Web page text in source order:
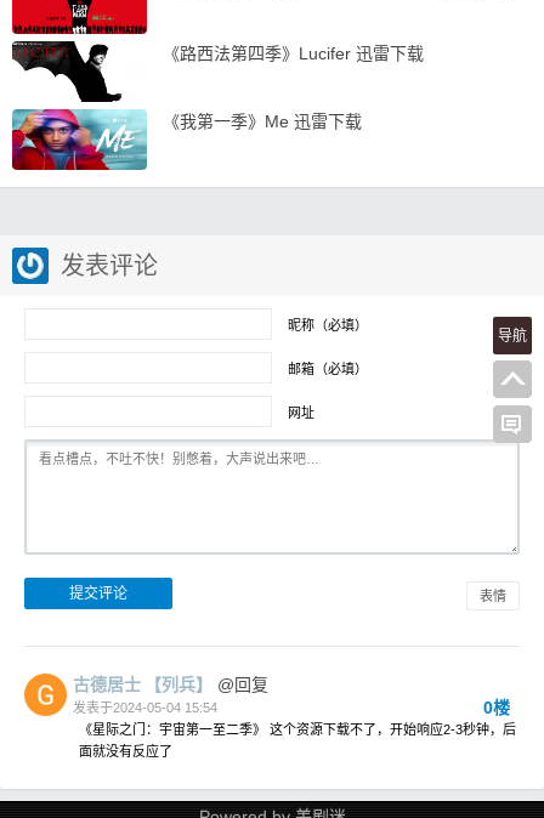
《路西法第四季》Lucifer 迅雷下载
《我第一季》Me 迅雷下载
发表评论
昵称（必填）
邮箱（必填）
网址
表情
古德居士 【列兵】 @回复
发表于2024-05-04 15:54 0楼
《星际之门：宇宙第一至二季》 这个资源下载不了，开始响应2-3秒钟，后
面就没有反应了
导航